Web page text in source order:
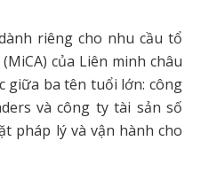
riêng cho nhu cầu tổ
của Liên minh châu
giữa ba tên tuổi lớn: công
và công ty tài sản số
pháp lý và vận hành cho